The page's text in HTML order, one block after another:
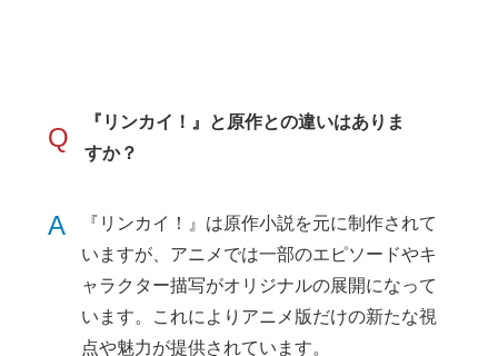
Q
『リンカイ！』と原作との違いはありま
すか？
A
『リンカイ！』は原作小説を元に制作されて
いますが、アニメでは一部のエピソードやキ
ャラクター描写がオリジナルの展開になって
います。これによりアニメ版だけの新たな視
点や魅力が提供されています。